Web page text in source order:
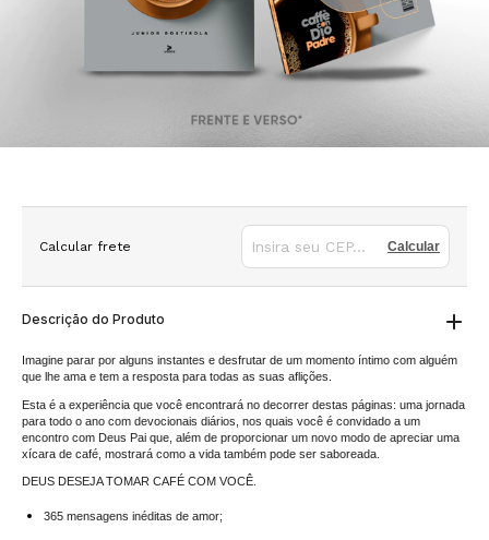
Calcular frete Calcular
Descrição do Produto
Imagine parar por alguns instantes e desfrutar de um momento íntimo com alguém
que lhe ama e tem a resposta para todas as suas aflições.
Esta é a experiência que você encontrará no decorrer destas páginas: uma jornada
para todo o ano com devocionais diários, nos quais você é convidado a um
encontro com Deus Pai que, além de proporcionar um novo modo de apreciar uma
xícara de café, mostrará como a vida também pode ser saboreada.
DEUS DESEJA TOMAR CAFÉ COM VOCÊ.
365 mensagens inéditas de amor;